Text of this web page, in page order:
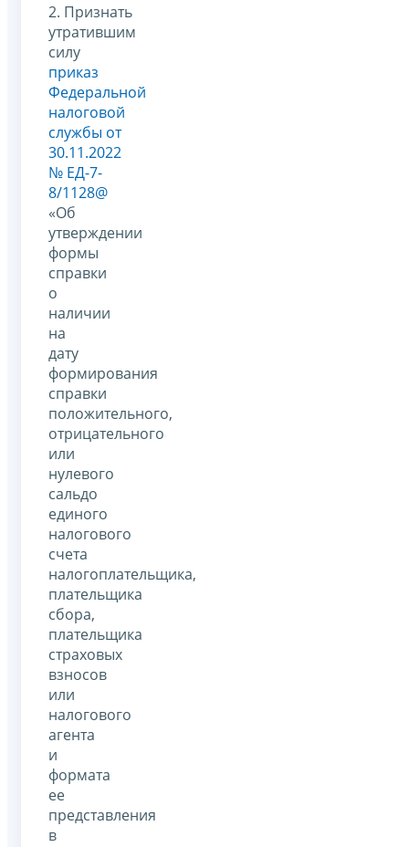
2. Признать
утратившим
силу
приказ
Федеральной
налоговой
службы от
30.11.2022
№ ЕД-7-
8/1128@
«Об
утверждении
формы
справки
о
наличии
на
дату
формирования
справки
положительного,
отрицательного
или
нулевого
сальдо
единого
налогового
счета
налогоплательщика,
плательщика
сбора,
плательщика
страховых
взносов
или
налогового
агента
и
формата
ее
представления
в